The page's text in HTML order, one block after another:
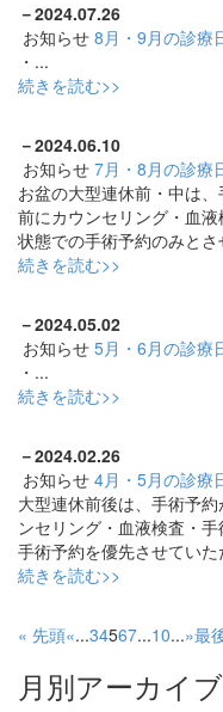
－2024.07.26
お知らせ 8月・9月の診療
・...
続きを読む>>
－2024.06.10
お知らせ 7月・8月の診療
お盆の大型連休前・中は
前にカウンセリング・血
状態での手術予約のみと
続きを読む>>
－2024.05.02
お知らせ 5月・6月の診療
・...
続きを読む>>
－2024.02.26
お知らせ 4月・5月の診療
大型連休前後は、手術予
ンセリング・血液検査・
手術予約を優先させてい
続きを読む>>
« 先頭«...34567...10...»最
月別アーカイブ